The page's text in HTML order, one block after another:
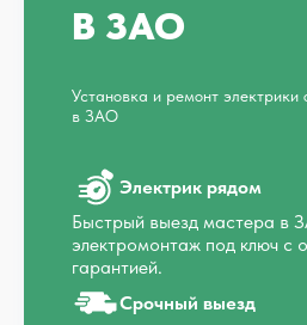
В ЗАО
Установка и ремонт электрики
в ЗАО
Электрик рядом
Быстрый выезд мастера в
электромонтаж под ключ с
гарантией.
Срочный выезд